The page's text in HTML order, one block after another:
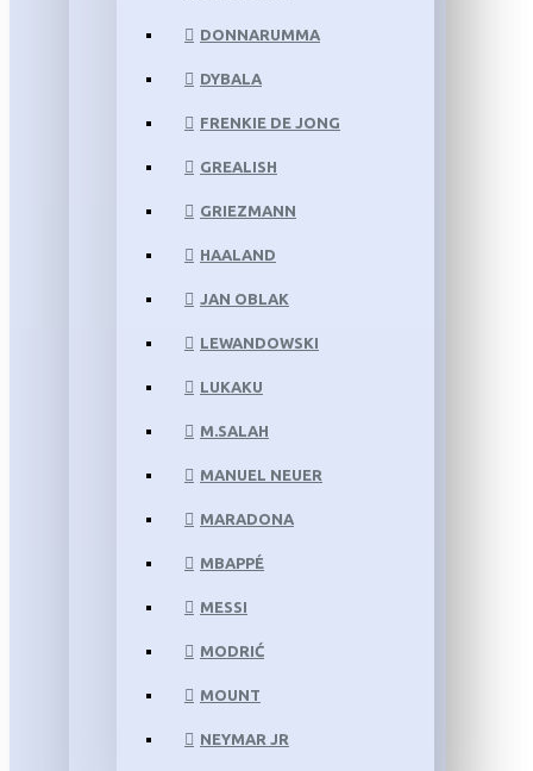
DONNARUMMA
DYBALA
FRENKIE DE JONG
GREALISH
GRIEZMANN
HAALAND
JAN OBLAK
LEWANDOWSKI
LUKAKU
M.SALAH
MANUEL NEUER
MARADONA
MBAPPÉ
MESSI
MODRIĆ
MOUNT
NEYMAR JR